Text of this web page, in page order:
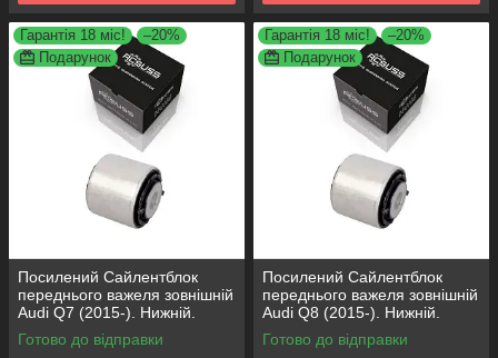
Гарантія 18 міс!
–20%
Подарунок
Посилений Сайлентблок
переднього важеля зовнішній
Audi Q7 (2015-). Нижній.
КОРЕЯ Acsuss! FE175192 ,
VKDS331087
Готово до відправки
Гарантія 18 міс!
–20%
Подарунок
Посилений Сайлентблок
переднього важеля зовнішній
Audi Q8 (2015-). Нижній.
КОРЕЯ Acsuss! FE175192 ,
VKDS331087
Готово до відправки